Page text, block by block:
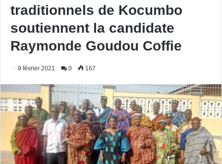
traditionnels de Kocumbo
soutiennent la candidate
Raymonde Goudou Coffie
9 février 2021 0 167